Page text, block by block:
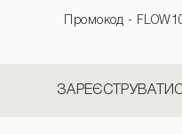
Промокод -